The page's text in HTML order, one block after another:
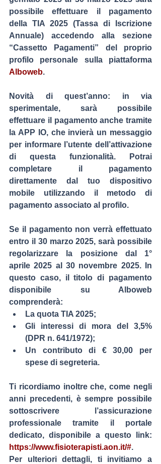
possibile effettuare il pagamento
della TIA 2025 (Tassa di Iscrizione
“Cassetto Pagamenti” del proprio
Alboweb.
Novità di quest’anno: in via
sperimentale, sarà possibile
effettuare il pagamento anche tramite
la APP IO, che invierà un messaggio
per informare l’utente dell’attivazione
di questa funzionalità. Potrai
completare il pagamento
direttamente dal tuo dispositivo
mobile utilizzando il metodo di
pagamento associato al profilo.
Se il pagamento non verrà effettuato
entro il 30 marzo 2025, sarà possibile
regolarizzare la posizione dal 1°
aprile 2025 al 30 novembre 2025. In
questo caso, il titolo di pagamento
disponibile su Alboweb
comprenderà:
La quota TIA 2025;
Gli interessi di mora del 3,5%
(DPR n. 641/1972);
Un contributo di € 30,00 per
spese di segreteria.
Ti ricordiamo inoltre che, come negli
anni precedenti, è sempre possibile
sottoscrivere l’assicurazione
professionale tramite il portale
https://www.fisioterapisti.aon.it/#.
Per ulteriori dettagli, ti invitiamo a